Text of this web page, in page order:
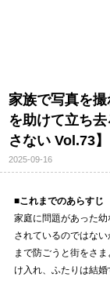
家族で写真を
を助けて立ち
さない Vol.73】
2025-09-16
■これまでのあらすじ
家庭に問題があった
されているのではな
まで防ごうと街をさ
け入れ、ふたりは結